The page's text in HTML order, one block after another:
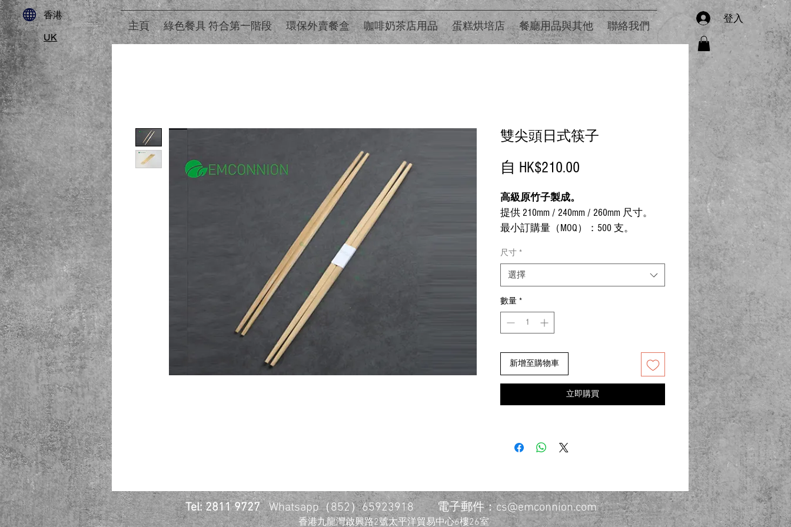
​香港
UK
主頁 綠色餐具 符合第一階段 環保外賣餐盒 咖啡奶茶店用品 蛋糕烘培店 餐廳用品與其他 聯絡我們
登入
雙尖頭日式筷子
自 HK$210.00
價
格
高級原竹子製成。
提供 210mm / 240mm / 260mm 尺寸。
最小訂購量（MOQ）：500 支。
繫我們的客服人員。
尺寸 *
選擇
數量 *
新增至購物車
立即購買
Tel: 2811 9727Whatsapp（852）65923918 電子郵件：cs@emconnion.com
香港九龍灣啟興路2號太平洋貿易中心6樓26室